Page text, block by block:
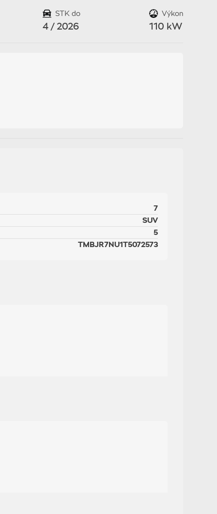
STK do
4 / 2026
Výkon
110 kW
7
SUV
5
TMBJR7NU1T5072573